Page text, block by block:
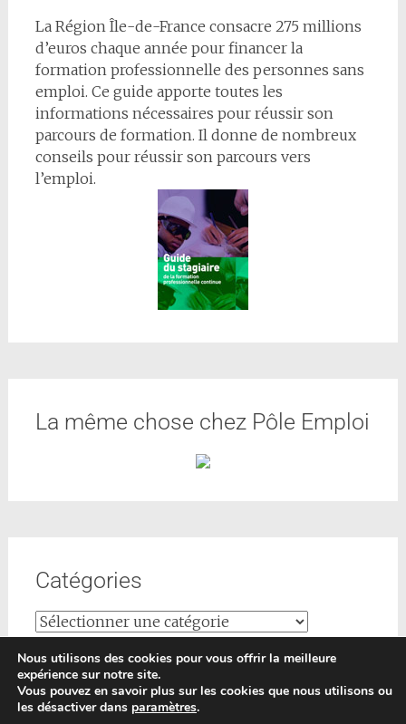
La Région Île-de-France consacre 275 millions
d’euros chaque année pour financer la
formation professionnelle des personnes sans
emploi. Ce guide apporte toutes les
informations nécessaires pour réussir son
parcours de formation. Il donne de nombreux
conseils pour réussir son parcours vers
l’emploi.
La même chose chez Pôle Emploi
Catégories
Nous utilisons des cookies pour vous offrir la meilleure
expérience sur notre site.
Vous pouvez en savoir plus sur les cookies que nous utilisons ou
les désactiver dans paramètres.